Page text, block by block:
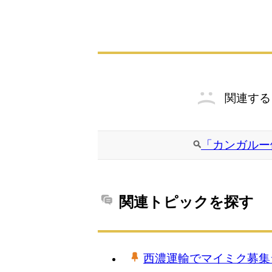
関連す
「カンガル
関連トピックを探す
西濃運輸でマイミク募